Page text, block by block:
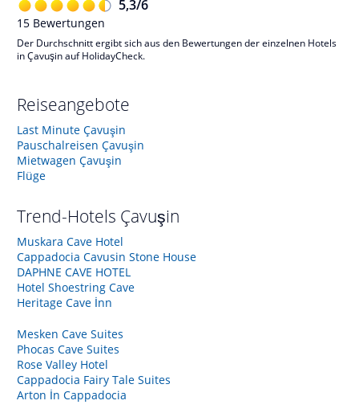
5,3/6
15 Bewertungen
Der Durchschnitt ergibt sich aus den Bewertungen der einzelnen Hotels
in Çavuşin auf HolidayCheck.
Reiseangebote
Last Minute Çavuşin
Pauschalreisen Çavuşin
Mietwagen Çavuşin
Flüge
Trend-Hotels Çavuşin
Muskara Cave Hotel
Cappadocia Cavusin Stone House
DAPHNE CAVE HOTEL
Hotel Shoestring Cave
Heritage Cave İnn
Mesken Cave Suites
Phocas Cave Suites
Rose Valley Hotel
Cappadocia Fairy Tale Suites
Arton İn Cappadocia